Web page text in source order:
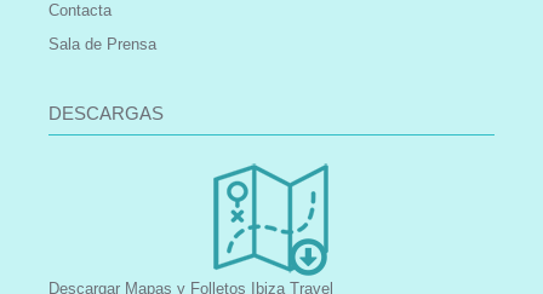
Contacta
Sala de Prensa
DESCARGAS
Descargar Mapas y Folletos Ibiza Travel